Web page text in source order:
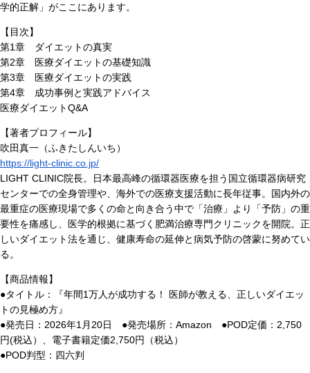
学的正解」がここにあります。
【目次】
第1章 ダイエットの真実
第2章 医療ダイエットの基礎知識
第3章 医療ダイエットの実践
第4章 成功事例と実践アドバイス
医療ダイエットQ&A
【著者プロフィール】
吹田真一（ふきたしんいち）
https://light-clinic.co.jp/
LIGHT CLINIC院長。日本最高峰の循環器医療を担う国立循環器病研究
センターでの全身管理や、海外での医療支援活動に長年従事。国内外の
最重症の医療現場で多くの命と向き合う中で「治療」より「予防」の重
要性を痛感し、医学的根拠に基づく肥満治療専門クリニックを開院。正
しいダイエット法を通じ、健康寿命の延伸と病気予防の啓蒙に努めてい
る。
【商品情報】
●タイトル：『年間1万人が成功する！ 医師が教える、正しいダイエッ
トの見極め方』
●発売日：2026年1月20日 ●発売場所：Amazon ●POD定価：2,750
円(税込）、電子書籍定価2,750円（税込）
●POD判型：四六判